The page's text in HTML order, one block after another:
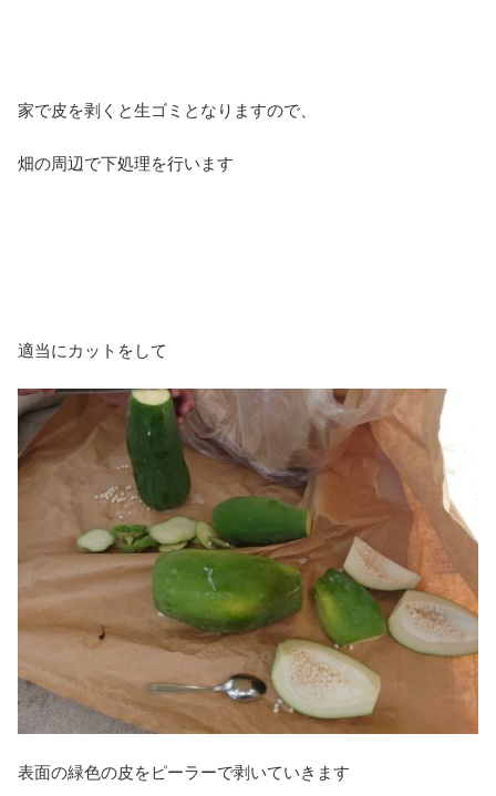
家で皮を剥くと生ゴミとなりますので、
畑の周辺で下処理を行います
適当にカットをして
表面の緑色の皮をピーラーで剥いていきます